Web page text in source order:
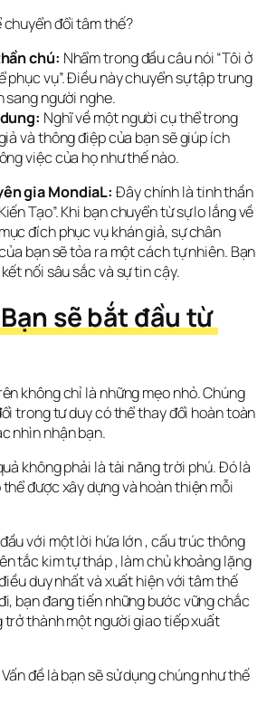
chuyển đổi tâm thế?
chú: Nhẩm trong đầu câu nói “Tôi ở
phục vụ”. Điều này chuyển sự tập trung
sang người nghe.
Nghĩ về một người cụ thể trong
và thông điệp của bạn sẽ giúp ích
việc của họ như thế nào.
gia MondiaL: Đây chính là tinh thần
Tạo”. Khi bạn chuyển từ sự lo lắng về
đích phục vụ khán giả, sự chân
bạn sẽ tỏa ra một cách tự nhiên. Bạn
nối sâu sắc và sự tin cậy.
sẽ bắt đầu từ
không chỉ là những mẹo nhỏ. Chúng
trong tư duy có thể thay đổi hoàn toàn
nhìn nhận bạn.
không phải là tài năng trời phú. Đó là
được xây dựng và hoàn thiện mỗi
với một lời hứa lớn , cấu trúc thông
tắc kim tự tháp , làm chủ khoảng lặng
duy nhất và xuất hiện với tâm thế
bạn đang tiến những bước vững chắc
thành một người giao tiếp xuất
đề là bạn sẽ sử dụng chúng như thế